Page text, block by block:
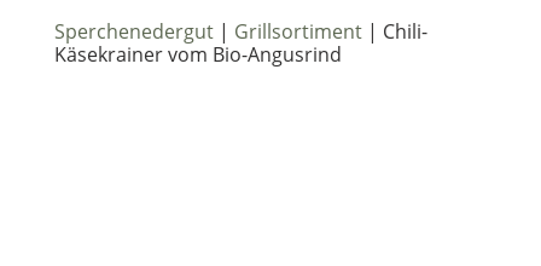
Sperchenedergut| Grillsortiment| Chili-
Käsekrainer vom Bio-Angusrind